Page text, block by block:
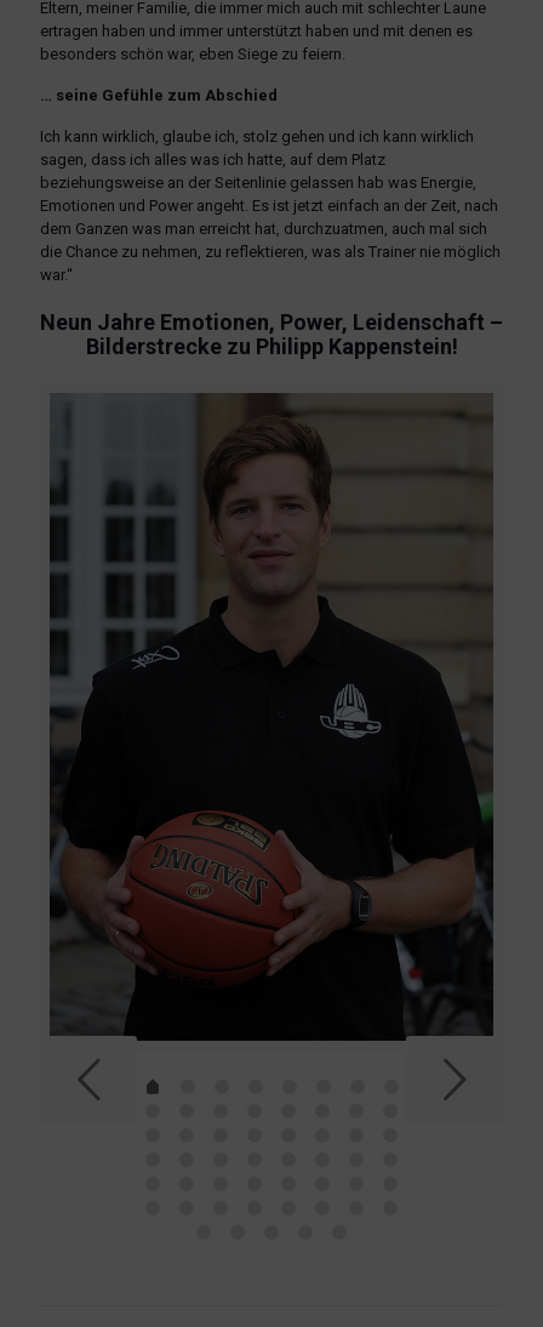
Eltern, meiner Familie, die immer mich auch mit schlechter Laune
ertragen haben und immer unterstützt haben und mit denen es
besonders schön war, eben Siege zu feiern.
… seine Gefühle zum Abschied
Ich kann wirklich, glaube ich, stolz gehen und ich kann wirklich
sagen, dass ich alles was ich hatte, auf dem Platz
beziehungsweise an der Seitenlinie gelassen hab was Energie,
Emotionen und Power angeht. Es ist jetzt einfach an der Zeit, nach
dem Ganzen was man erreicht hat, durchzuatmen, auch mal sich
die Chance zu nehmen, zu reflektieren, was als Trainer nie möglich
war.“
Neun Jahre Emotionen, Power, Leidenschaft –
Bilderstrecke zu Philipp Kappenstein!